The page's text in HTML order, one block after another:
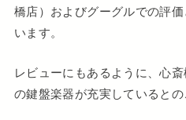
橋店）およびグーグルでの評
います。
レビューにもあるように、心
の鍵盤楽器が充実しているとの